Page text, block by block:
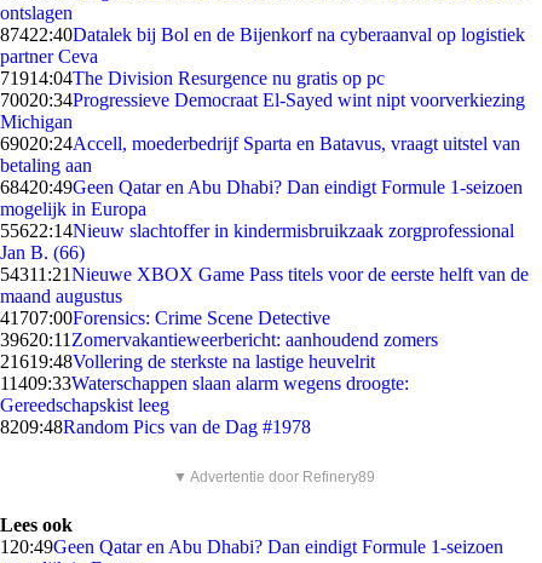
ontslagen
87422:40Datalek bij Bol en de Bijenkorf na cyberaanval op logistiek
partner Ceva
71914:04The Division Resurgence nu gratis op pc
70020:34Progressieve Democraat El-Sayed wint nipt voorverkiezing
Michigan
69020:24Accell, moederbedrijf Sparta en Batavus, vraagt uitstel van
betaling aan
68420:49Geen Qatar en Abu Dhabi? Dan eindigt Formule 1-seizoen
mogelijk in Europa
55622:14Nieuw slachtoffer in kindermisbruikzaak zorgprofessional
Jan B. (66)
54311:21Nieuwe XBOX Game Pass titels voor de eerste helft van de
maand augustus
41707:00Forensics: Crime Scene Detective
39620:11 Zomervakantieweerbericht: aanhoudend zomers
21619:48Vollering de sterkste na lastige heuvelrit
11409:33Waterschappen slaan alarm wegens droogte:
Gereedschapskist leeg
8209:48Random Pics van de Dag #1978
▼ Advertentie door Refinery89
Lees ook
1 20:49Geen Qatar en Abu Dhabi? Dan eindigt Formule 1-seizoen